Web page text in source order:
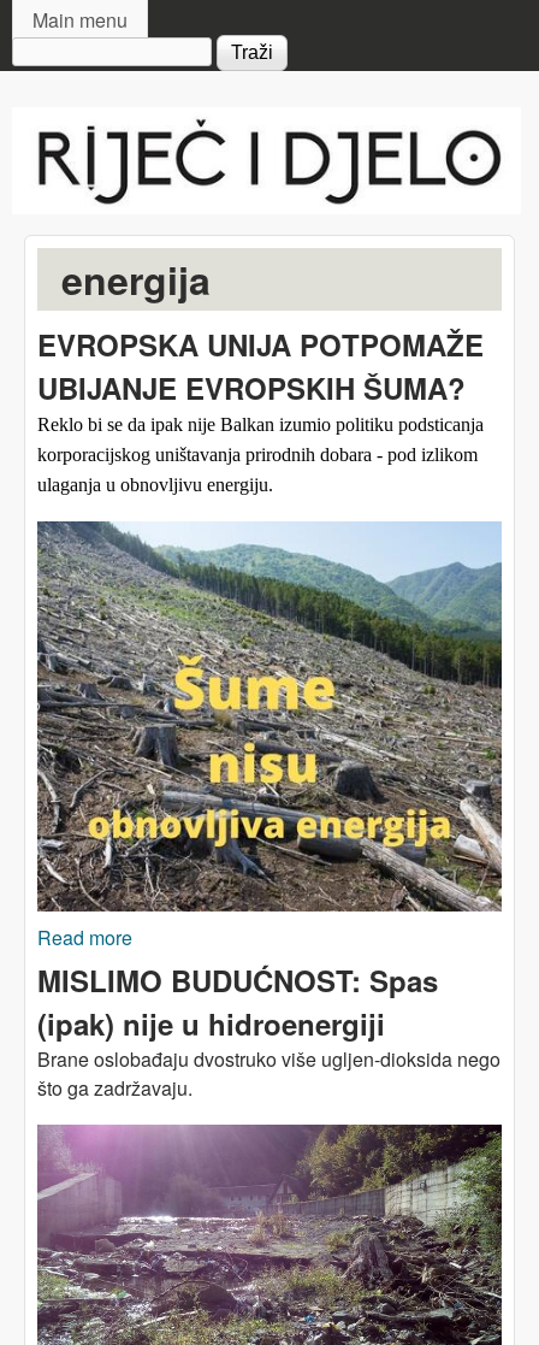
MAIN MENU
Main menu
Search form
i djelo
energija
EVROPSKA UNIJA POTPOMAŽE
UBIJANJE EVROPSKIH ŠUMA?
Reklo bi se da ipak nije Balkan izumio politiku podsticanja
korporacijskog uništavanja prirodnih dobara - pod izlikom
ulaganja u obnovljivu energiju.
Read more
UBIJANJE EVROPSKIH ŠUMA?
MISLIMO BUDUĆNOST: Spas
(ipak) nije u hidroenergiji
Brane oslobađaju dvostruko više ugljen-dioksida nego
što ga zadržavaju.